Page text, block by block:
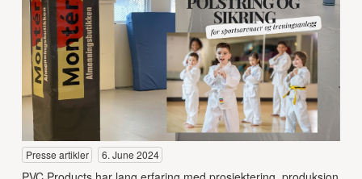
Presse artikler 6. June 2024